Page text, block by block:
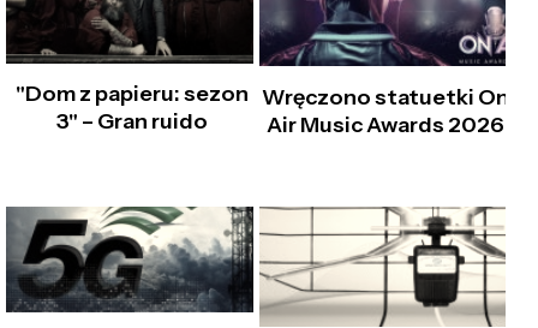
"Dom z papieru: sezon
3" – Gran ruido
Wręczono statuetki On
Air Music Awards 2026